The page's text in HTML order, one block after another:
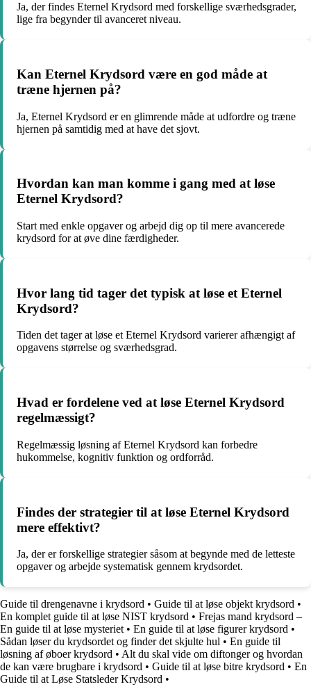
Ja, der findes Eternel Krydsord med forskellige sværhedsgrader,
lige fra begynder til avanceret niveau.
Kan Eternel Krydsord være en god måde at
træne hjernen på?
Ja, Eternel Krydsord er en glimrende måde at udfordre og træne
hjernen på samtidig med at have det sjovt.
Hvordan kan man komme i gang med at løse
Eternel Krydsord?
Start med enkle opgaver og arbejd dig op til mere avancerede
krydsord for at øve dine færdigheder.
Hvor lang tid tager det typisk at løse et Eternel
Krydsord?
Tiden det tager at løse et Eternel Krydsord varierer afhængigt af
opgavens størrelse og sværhedsgrad.
Hvad er fordelene ved at løse Eternel Krydsord
regelmæssigt?
Regelmæssig løsning af Eternel Krydsord kan forbedre
hukommelse, kognitiv funktion og ordforråd.
Findes der strategier til at løse Eternel Krydsord
mere effektivt?
Ja, der er forskellige strategier såsom at begynde med de letteste
opgaver og arbejde systematisk gennem krydsordet.
Guide til drengenavne i krydsord • Guide til at løse objekt krydsord •
En komplet guide til at løse NIST krydsord • Frejas mand krydsord –
En guide til at løse mysteriet • En guide til at løse figurer krydsord •
Sådan løser du krydsordet og finder det skjulte hul • En guide til
løsning af øboer krydsord • Alt du skal vide om diftonger og hvordan
de kan være brugbare i krydsord • Guide til at løse bitre krydsord • En
Guide til at Løse Statsleder Krydsord •